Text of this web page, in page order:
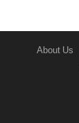
About Us